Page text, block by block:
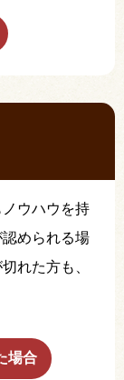
ウハウを持
められる場
れた方も、
場合